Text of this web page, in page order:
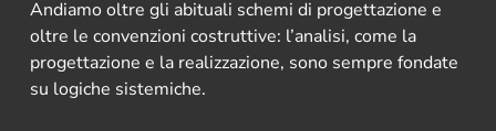
Andiamo oltre gli abituali schemi di progettazione e
oltre le convenzioni costruttive: l’analisi, come la
progettazione e la realizzazione, sono sempre fondate
su logiche sistemiche.